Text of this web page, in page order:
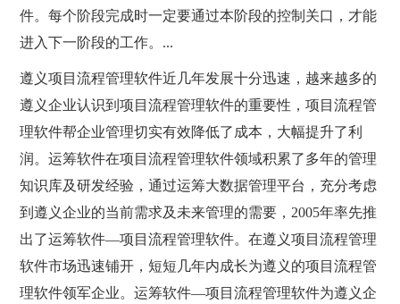
件。每个阶段完成时一定要通过本阶段的控制关口，才能
进入下一阶段的工作。...
遵义项目流程管理软件近几年发展十分迅速，越来越多的
遵义企业认识到项目流程管理软件的重要性，项目流程管
理软件帮企业管理切实有效降低了成本，大幅提升了利
润。运筹软件在项目流程管理软件领域积累了多年的管理
知识库及研发经验，通过运筹大数据管理平台，充分考虑
到遵义企业的当前需求及未来管理的需要，2005年率先推
出了运筹软件—项目流程管理软件。在遵义项目流程管理
软件市场迅速铺开，短短几年内成长为遵义的项目流程管
理软件领军企业。运筹软件—项目流程管理软件为遵义企